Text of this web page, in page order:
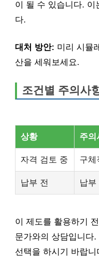
이 될 수 있습니다. 이
다.
대처 방안: 미리 시뮬
산을 세워보세요.
조건별 주의사
상황 주의
자격 검토 중 구체
납부 전 납
이 제도를 활용하기
문가와의 상담입니다
선택을 하시기 바랍니